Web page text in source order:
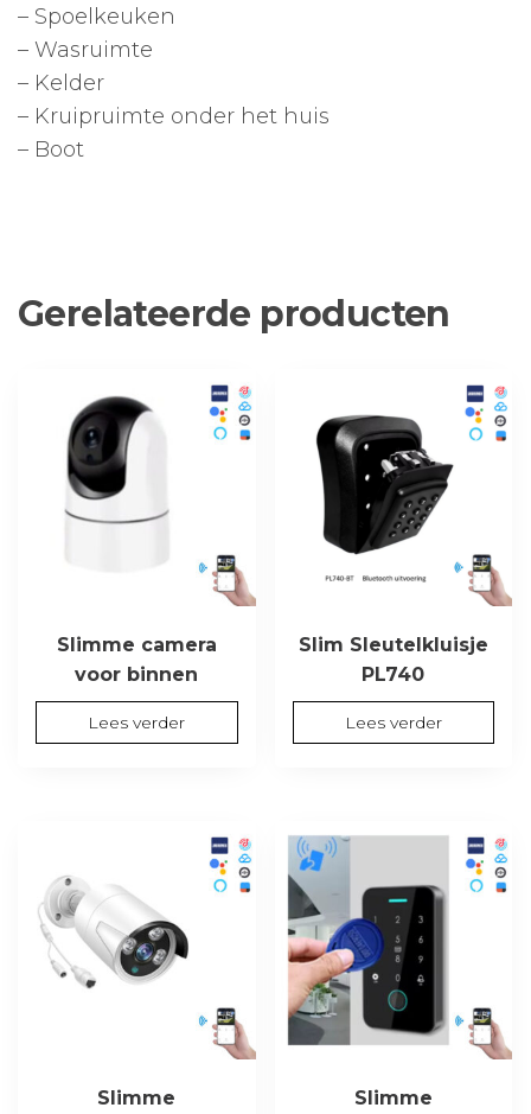
– Spoelkeuken
– Wasruimte
– Kelder
– Kruipruimte onder het huis
– Boot
Gerelateerde producten
Slimme camera
voor binnen
Lees verder
Slim Sleutelkluisje
PL740
Lees verder
Slimme
Slimme